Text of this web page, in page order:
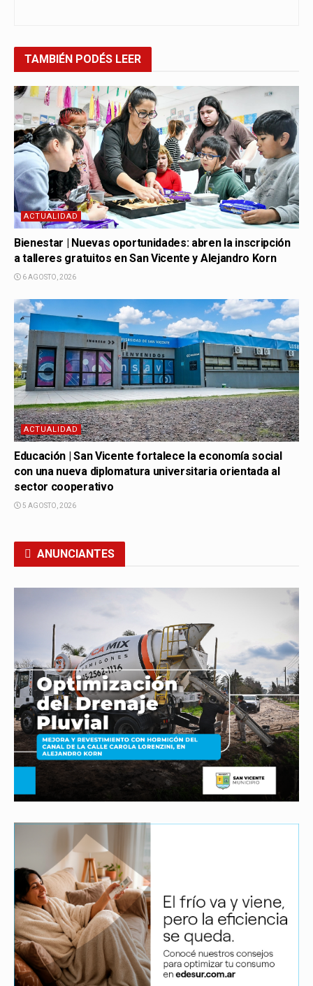
TAMBIÉN PODÉS LEER
ACTUALIDAD
Bienestar | Nuevas oportunidades: abren la inscripción
a talleres gratuitos en San Vicente y Alejandro Korn
6 AGOSTO, 2026
ACTUALIDAD
Educación | San Vicente fortalece la economía social
con una nueva diplomatura universitaria orientada al
sector cooperativo
5 AGOSTO, 2026
ANUNCIANTES